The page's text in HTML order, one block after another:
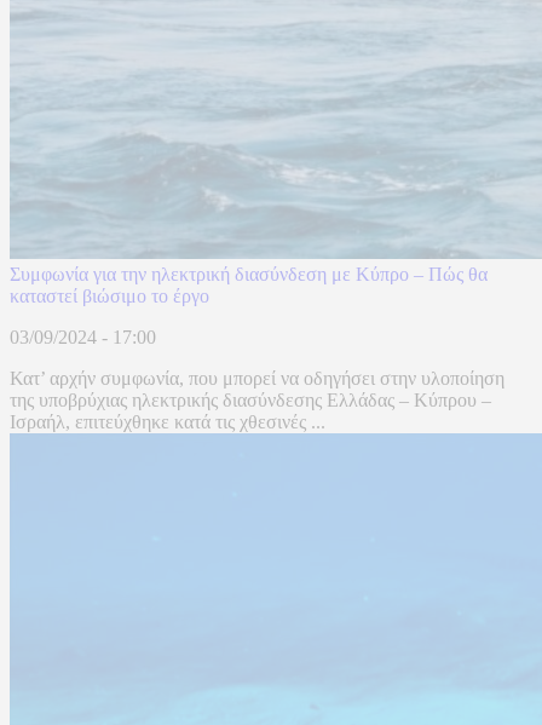
Συμφωνία για την ηλεκτρική διασύνδεση με Κύπρο – Πώς θα
καταστεί βιώσιμο το έργο
03/09/2024 - 17:00
Κατ’ αρχήν συμφωνία, που μπορεί να οδηγήσει στην υλοποίηση
της υποβρύχιας ηλεκτρικής διασύνδεσης Ελλάδας – Κύπρου –
Ισραήλ, επιτεύχθηκε κατά τις χθεσινές ...